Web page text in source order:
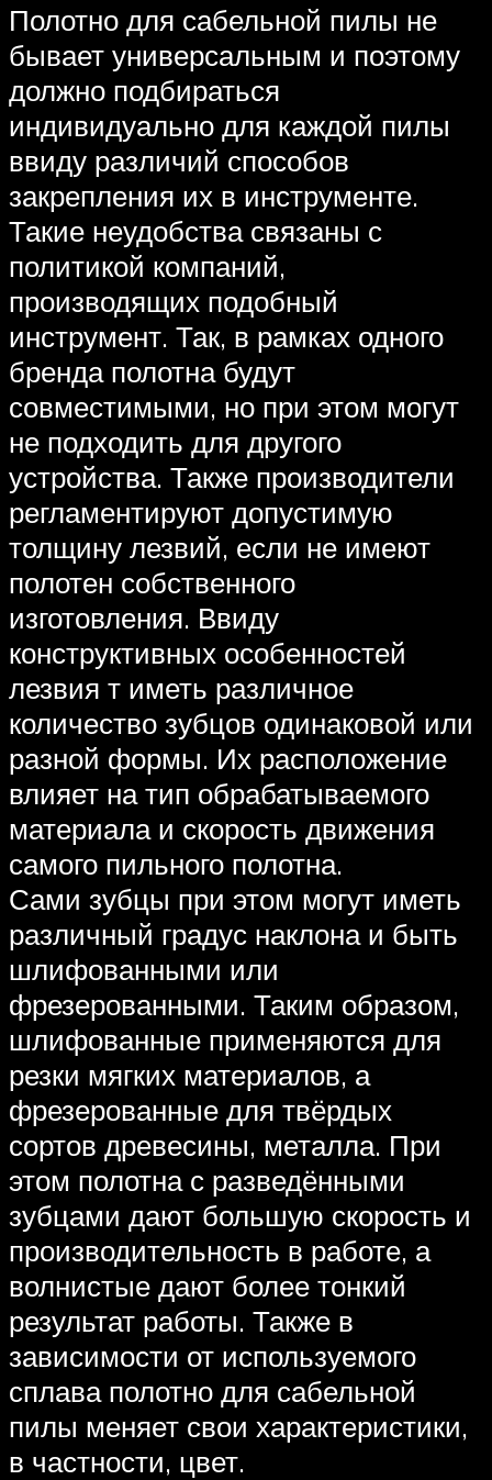
Полотно для сабельной пилы не
бывает универсальным и поэтому
должно подбираться
индивидуально для каждой пилы
ввиду различий способов
закрепления их в инструменте.
Такие неудобства связаны с
политикой компаний,
производящих подобный
инструмент. Так, в рамках одного
бренда полотна будут
совместимыми, но при этом могут
не подходить для другого
устройства. Также производители
регламентируют допустимую
толщину лезвий, если не имеют
полотен собственного
изготовления. Ввиду
конструктивных особенностей
лезвия т иметь различное
количество зубцов одинаковой или
разной формы. Их расположение
влияет на тип обрабатываемого
материала и скорость движения
самого пильного полотна.
Сами зубцы при этом могут иметь
различный градус наклона и быть
шлифованными или
фрезерованными. Таким образом,
шлифованные применяются для
резки мягких материалов, а
фрезерованные для твёрдых
сортов древесины, металла. При
этом полотна с разведёнными
зубцами дают большую скорость и
производительность в работе, а
волнистые дают более тонкий
результат работы. Также в
зависимости от используемого
сплава полотно для сабельной
пилы меняет свои характеристики,
в частности, цвет.